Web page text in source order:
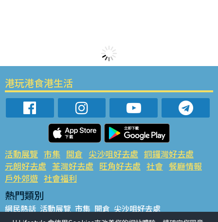
港玩港食港生活
活動展覽 市集 開倉 尖沙咀好去處 銅鑼灣好去處
元朗好去處 荃灣好去處 旺角好去處 社會 餐廳情報
戶外郊遊 社會福利
熱門類別
網民熱話 活動展覽 市集 開倉 尖沙咀好去處